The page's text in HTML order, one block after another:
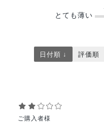
とても薄い
日付順 ↓ 評価順
ご購入者様